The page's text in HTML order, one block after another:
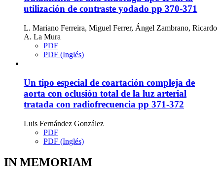
utilización de contraste yodado pp 370-371
L. Mariano Ferreira, Miguel Ferrer, Ángel Zambrano, Ricardo
A. La Mura
PDF
PDF (Inglés)
Un tipo especial de coartación compleja de
aorta con oclusión total de la luz arterial
tratada con radiofrecuencia pp 371-372
Luis Fernández González
PDF
PDF (Inglés)
IN MEMORIAM